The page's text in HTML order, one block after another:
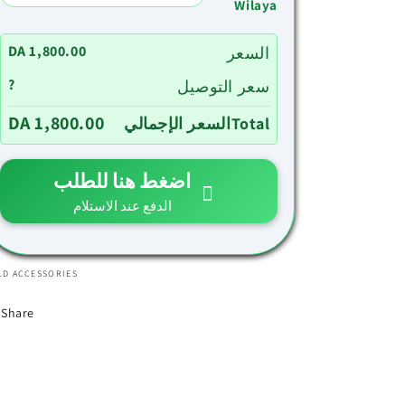
Wilaya
السعر DA 1,800.00
سعر التوصيل ?
Totalالسعر الإجمالي DA 1,800.00
اضغط هنا للطلب
الدفع عند الاستلام
ACCESSORIES
Share